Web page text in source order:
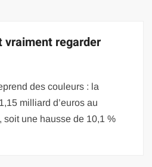
vraiment regarder
des couleurs : la
milliard d’euros au
soit une hausse de 10,1 %